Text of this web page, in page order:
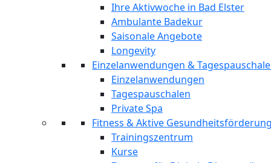
Ihre Aktivwoche in Bad Elster
Ambulante Badekur
Saisonale Angebote
Longevity
Einzelanwendungen &
Einzelanwendungen
Tagespauschalen
Private Spa
Fitness & Aktive
Trainingszentrum
Kurse